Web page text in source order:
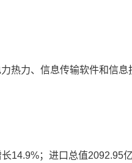
热力、信息传输软件和信息
14.9%；进口总值2092.95